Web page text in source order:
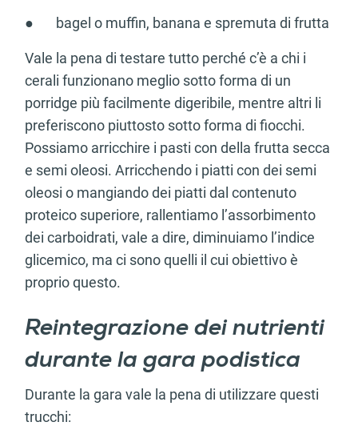
● bagel o muffin, banana e spremuta di frutta
Vale la pena di testare tutto perché c’è a chi i
cerali funzionano meglio sotto forma di un
porridge più facilmente digeribile, mentre altri li
preferiscono piuttosto sotto forma di fiocchi.
Possiamo arricchire i pasti con della frutta secca
e semi oleosi. Arricchendo i piatti con dei semi
oleosi o mangiando dei piatti dal contenuto
proteico superiore, rallentiamo l’assorbimento
dei carboidrati, vale a dire, diminuiamo l’indice
glicemico, ma ci sono quelli il cui obiettivo è
proprio questo.
Reintegrazione dei nutrienti
durante la gara podistica
Durante la gara vale la pena di utilizzare questi
trucchi: